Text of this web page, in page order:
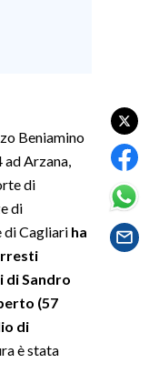
Beniamino
Arzana,
di
di
di Cagliari ha
Sandro
(57
di
è stata